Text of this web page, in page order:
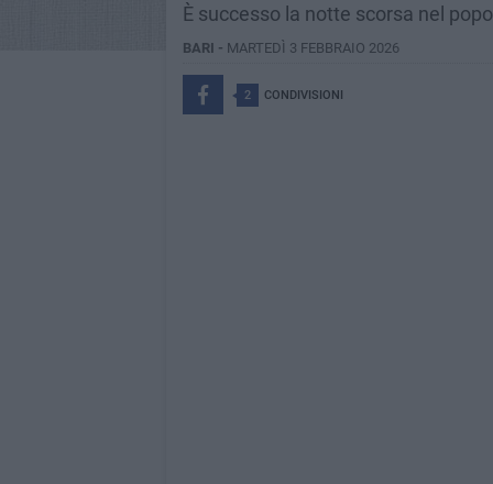
È successo la notte scorsa nel
BARI - MARTEDÌ 3 FEBBRAIO 2026
2 CONDIVISIONI